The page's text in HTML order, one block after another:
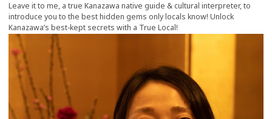
Leave it to me, a true Kanazawa native guide & cultural interpreter, to
introduce you to the best hidden gems only locals know! Unlock
Kanazawa’s best-kept secrets with a True Local!
more